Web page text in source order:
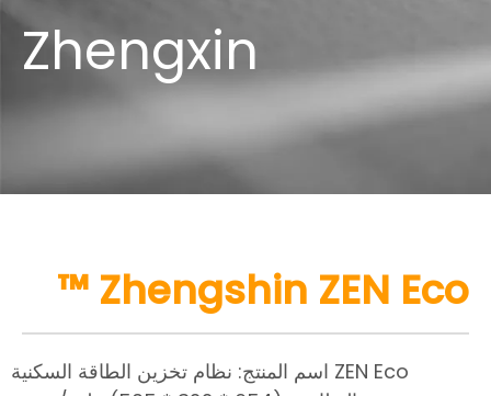
Zhengxin
Zhengshin ZEN Eco ™
اسم المنتج: نظام تخزين الطاقة السكنية ZEN Eco